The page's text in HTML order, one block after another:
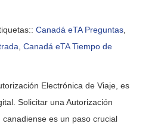
Canadá eTA Preguntas,
, Canadá eTA Tiempo de
Electrónica de Viaje, es
Solicitar una Autorización
canadiense es un paso crucial